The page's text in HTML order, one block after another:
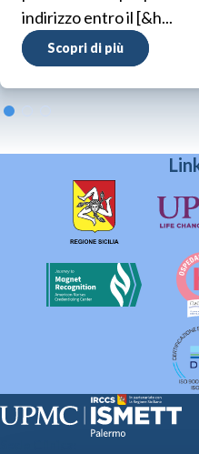
indirizzo entro il [&h...
Scopri di più